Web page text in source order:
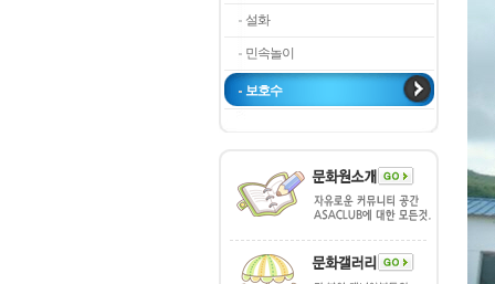
설화
민속놀이
보호수